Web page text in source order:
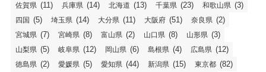
佐賀県 (11) 兵庫県 (14) 北海道 (13) 千葉県 (23) 和歌山県 (3)
四国 (5) 埼玉県 (14) 大分県 (11) 大阪府 (51) 奈良県 (2)
宮城県 (7) 宮崎県 (8) 富山県 (2) 山口県 (8) 山形県 (3)
山梨県 (5) 岐阜県 (12) 岡山県 (6) 島根県 (4) 広島県 (12)
徳島県 (2) 愛媛県 (5) 愛知県 (44) 新潟県 (15) 東京都 (82)